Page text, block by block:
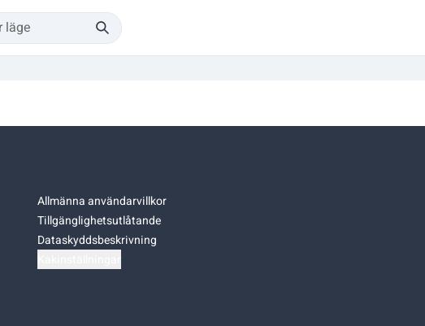
Allmänna användarvillkor
Tillgänglighetsutlåtande
Dataskyddsbeskrivning